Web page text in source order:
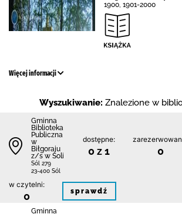
1900, 1901-2000
Więcej informacji
Wyszukiwanie: Znalezione w
Gminna
Biblioteka
Publiczna
w
Biłgoraju
z/s w Soli
Sól 279
23-400 Sól
dostępne:
0 z 1 0
w czytelni:
0 sprawdź
Gminna